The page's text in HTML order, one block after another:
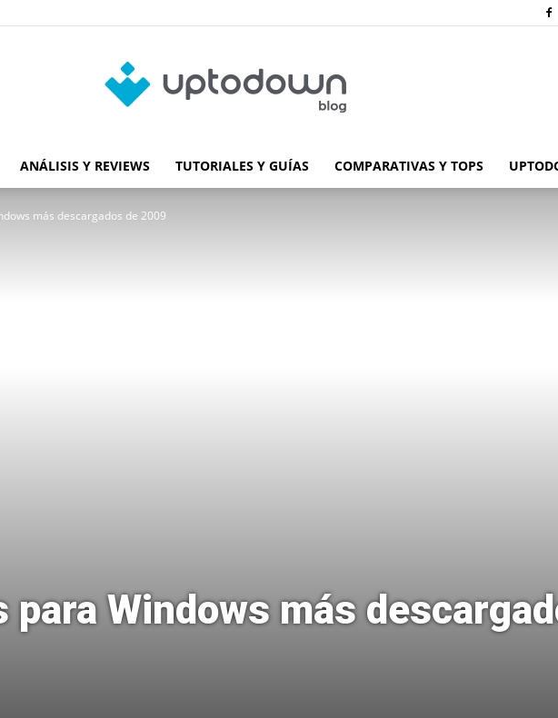
Blog
ANÁLISIS Y REVIEWS TUTORIALES Y GUÍAS COMPARATIVAS Y TOPS
más descargados de 2009
para Windows más